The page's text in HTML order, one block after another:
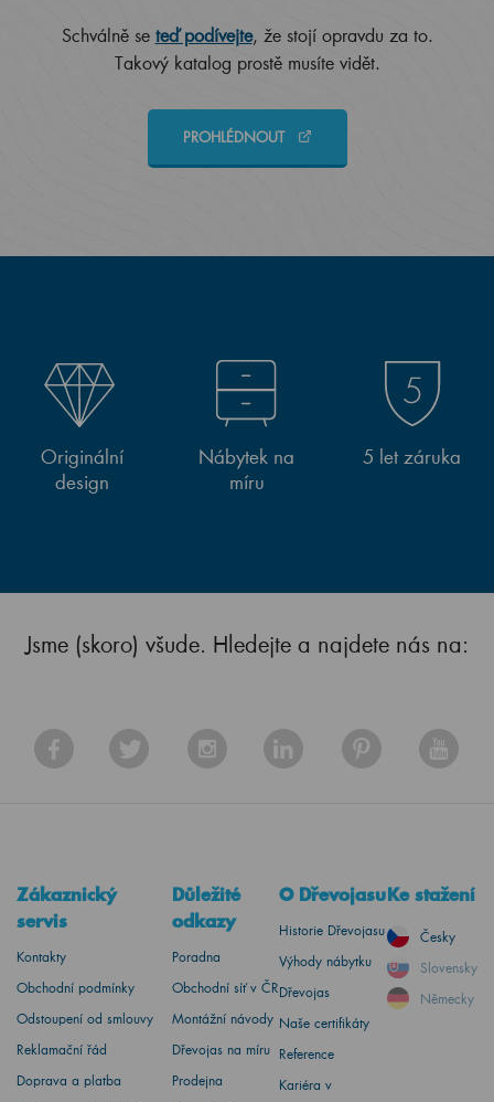
Schválně se teď podívejte, že stojí opravdu za to.
Takový katalog prostě musíte vidět.
PROHLÉDNOUT
Originální
design
Nábytek na
míru
5 let záruka
Jsme (skoro) všude. Hledejte a najdete nás na:
Zákaznický
servis
Kontakty
Obchodní podmínky
Odstoupení od smlouvy
Reklamační řád
Doprava a platba
Důležité
odkazy
Poradna
Obchodní síť v ČR
Montážní návody
Dřevojas na míru
Prodejna
O Dřevojasu
Historie Dřevojasu
Výhody nábytku
Dřevojas
Naše certifikáty
Reference
Kariéra v
Ke stažení
Česky
Slovensky
Německy